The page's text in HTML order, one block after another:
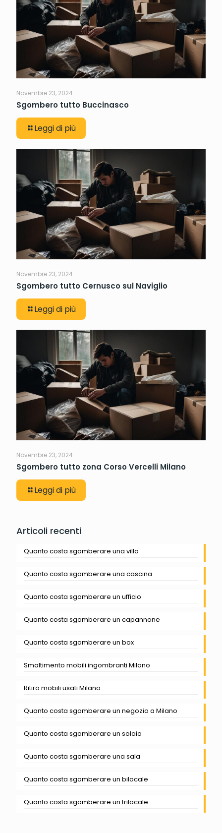
Novembre 23, 2024
Sgombero tutto Buccinasco
Leggi di più
Novembre 23, 2024
Sgombero tutto Cernusco sul Naviglio
Leggi di più
Novembre 23, 2024
Sgombero tutto zona Corso Vercelli Milano
Leggi di più
Articoli recenti
Quanto costa sgomberare una villa
Quanto costa sgomberare una cascina
Quanto costa sgomberare un ufficio
Quanto costa sgomberare un capannone
Quanto costa sgomberare un box
Smaltimento mobili ingombranti Milano
Ritiro mobili usati Milano
Quanto costa sgomberare un negozio a Milano
Quanto costa sgomberare un solaio
Quanto costa sgomberare una sala
Quanto costa sgomberare un bilocale
Quanto costa sgomberare un trilocale